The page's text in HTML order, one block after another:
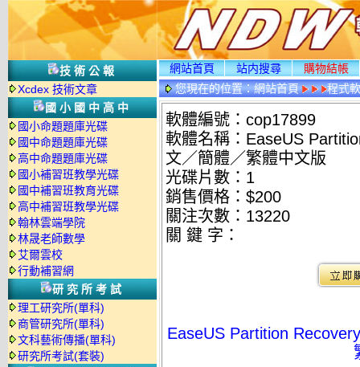
技術公報
Xcdex 技術文章
國小國中高中
國小命題題庫光碟
國中命題題庫光碟
高中命題題庫光碟
國小補習班教學光碟
國中補習班教育光碟
高中補習班教學光碟
翰林雲端學院
林晟老師數學
艾爾雲校
行動補習網
研究所考試
理工研究所(單科)
商管研究所(單科)
文科藝術傳播(單科)
研究所考試(套裝)
網站首頁 站内搜尋
購物結帳
您現在的位置：網站首頁 程式
軟體編號：cop17899
軟體名稱：EaseUS
文／簡體／繁體中文版
光碟片數：1
銷售價格：$200
關注次數： 13220
關 鍵 字：
EaseUS Partition